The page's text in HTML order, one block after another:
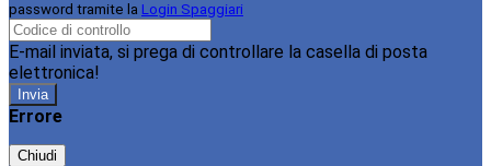
password tramite la Login Spaggiari
E-mail inviata, si prega di controllare la casella di posta
elettronica!
Errore
Chiudi